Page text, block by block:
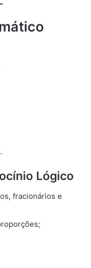
Lógico
fracionários e